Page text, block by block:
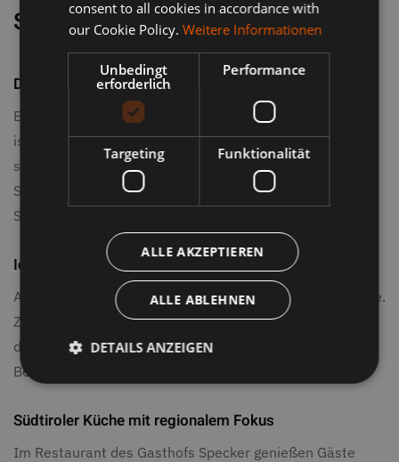
Specker
Direkte Lage an der Skipiste
Eine der größten Besonderheiten des Gasthofs Specker
ist die Ski-in / Ski-out Lage in Obereggen. Im Winter
starten Gäste direkt vom Haus aus auf die Pisten des
Skicenter Latemar Dolomites – ein klarer Vorteil für
Skifahrer und Snowboarder.
Idealer Ausgangspunkt für Wanderungen
Auch im Sommer überzeugt der Gasthof durch seine Lage.
Zahlreiche Wander- und Mountainbike-Routen beginnen
direkt vor der Haustür und führen in die beeindruckende
Bergwelt der Dolomiten.
Südtiroler Küche mit regionalem Fokus
Im Restaurant des Gasthofs Specker genießen Gäste
consent to all cookies in accordance with
our Cookie Policy. Weitere Informationen
Unbedingt
erforderlich
Performance
Targeting Funktionalität
ALLE AKZEPTIEREN
ALLE ABLEHNEN
DETAILS ANZEIGEN